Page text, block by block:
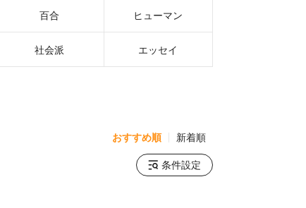
百合 ヒューマン
社会派 エッセイ
おすすめ順 新着順
条件設定